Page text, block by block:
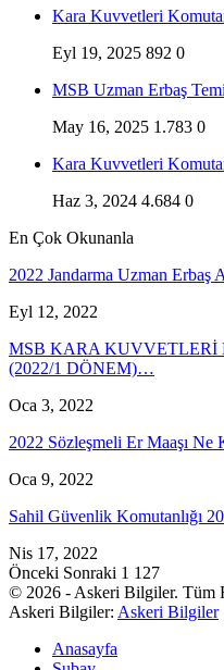
Kara Kuvvetleri
Eyl 19, 2025 892 0
MSB Uzman Erbaş
May 16, 2025 1.783 0
Kara Kuvvetleri
Haz 3, 2024 4.684 0
En Çok Okunanla
2022 Jandarma Uzman
Eyl 12, 2022
MSB KARA KUVVETLERİ
(2022/1 DÖNEM)…
Oca 3, 2022
2022 Sözleşmeli Er Maaşı Ne
Oca 9, 2022
Sahil Güvenlik Komutanlığı
Nis 17, 2022
Önceki Sonraki 1 127
© 2026 - Askeri Bilgiler. Tüm
Askeri Bilgiler: Askeri Bilgiler
Anasayfa